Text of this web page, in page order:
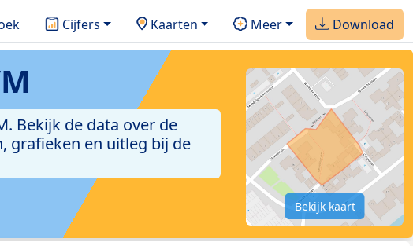
Cijfers Kaarten Meer Download
Bekijk de data over de
grafieken en uitleg bij de
Bekijk kaart